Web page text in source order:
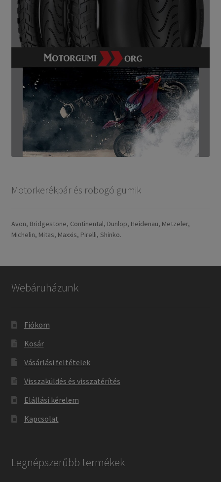
Motorkerékpár és robogó gumik
Avon, Bridgestone, Continental, Dunlop, Heidenau, Metzeler,
Michelin, Mitas, Maxxis, Pirelli, Shinko.
Webáruházunk
Fiókom
Kosár
Vásárlási feltételek
Visszaküldés és visszatérítés
Elállási kérelem
Kapcsolat
Legnépszerűbb termékek